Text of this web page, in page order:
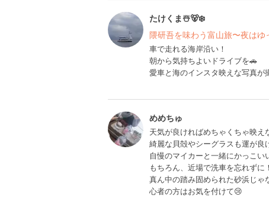
たけくま☃️🐻‍❄️
隈研吾を味わう富山旅〜夜はゆ
車で走れる海岸沿い！
朝から気持ちよいドライブを🚗
愛車と海のインスタ映えな写真が
めめちゅ
天気が良ければめちゃくちゃ映
綺麗な貝殻やシーグラスも運が良
自慢のマイカーと一緒にかっこい
もちろん、近場で洗車を忘れず
真ん中の踏み固められた砂浜じ
心者の方はお気を付けて😢